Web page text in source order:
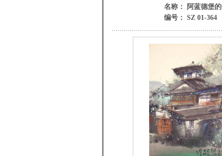
名称： 阿蓝德堡
编号： SZ 01-364